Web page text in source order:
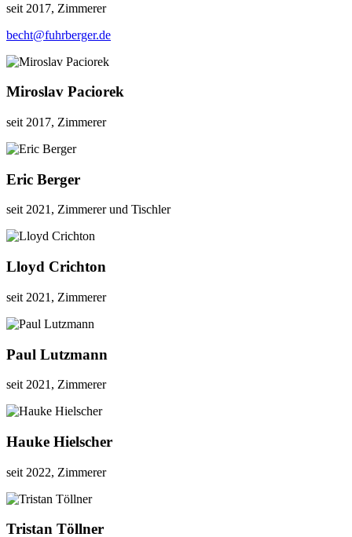
seit 2017, Zimmerer
becht@fuhrberger.de
Miroslav Paciorek
seit 2017, Zimmerer
Eric Berger
seit 2021, Zimmerer und Tischler
Lloyd Crichton
seit 2021, Zimmerer
Paul Lutzmann
seit 2021, Zimmerer
Hauke Hielscher
seit 2022, Zimmerer
Tristan Töllner